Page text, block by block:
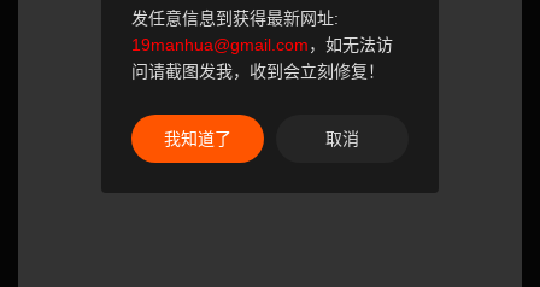
发任意信息到获得最新网址:
19manhua@gmail.com，如无法访
问请截图发我，收到会立刻修复！
我知道了 取消